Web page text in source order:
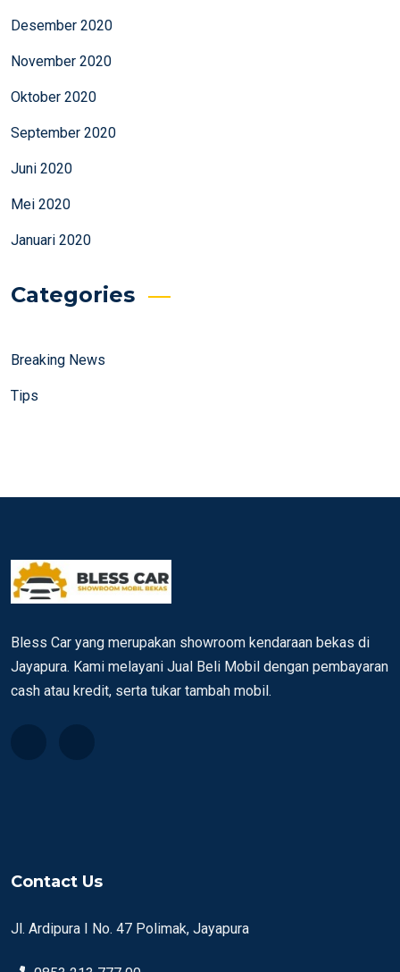
Desember 2020
November 2020
Oktober 2020
September 2020
Juni 2020
Mei 2020
Januari 2020
Categories
Breaking News
Tips
Bless Car yang merupakan showroom kendaraan bekas di
Jayapura. Kami melayani Jual Beli Mobil dengan pembayaran
cash atau kredit, serta tukar tambah mobil.
Contact Us
Jl. Ardipura I No. 47 Polimak, Jayapura